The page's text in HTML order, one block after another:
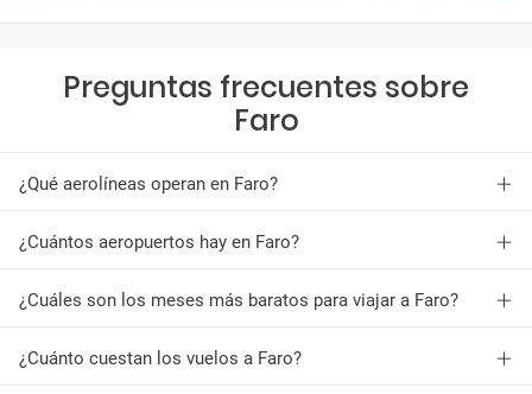
Preguntas frecuentes sobre
Faro
¿Qué aerolíneas operan en Faro?
¿Cuántos aeropuertos hay en Faro?
¿Cuáles son los meses más baratos para viajar a Faro?
¿Cuánto cuestan los vuelos a Faro?